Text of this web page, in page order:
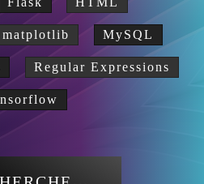
matplotlib MySQL
Regular Expressions